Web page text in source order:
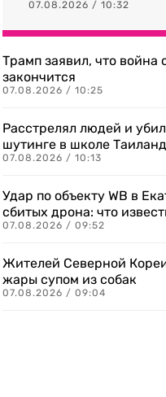
07.08.2026 / 10:32
Трамп заявил, что война
закончится
07.08.2026 / 10:25
Расстрелял людей и
шутинге в школе
07.08.2026 / 10:13
Удар по объекту WB в
сбитых дрона: что
07.08.2026 / 09:52
Жителей Северной
жары супом из собак
07.08.2026 / 09:04